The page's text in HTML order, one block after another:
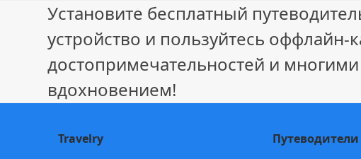
Установите бесплатный
устройство и пользуйтесь
достопримечательностей и
вдохновением!
Travelry